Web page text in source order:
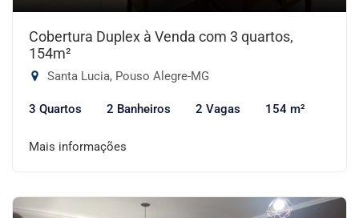
Cobertura Duplex à Venda com 3 quartos,
154m²
Santa Lucia, Pouso Alegre-MG
3 Quartos 2 Banheiros 2 Vagas 154 m²
Mais informações